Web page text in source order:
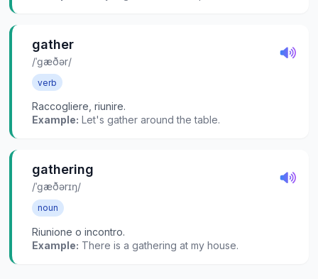
gather
/ˈɡæðər/
verb
Raccogliere, riunire.
Example: Let's gather around the table.
gathering
/ˈɡæðərɪŋ/
noun
Riunione o incontro.
Example: There is a gathering at my house.